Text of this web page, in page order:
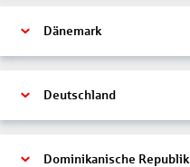
Dänemark
Deutschland
Dominikanische Republik